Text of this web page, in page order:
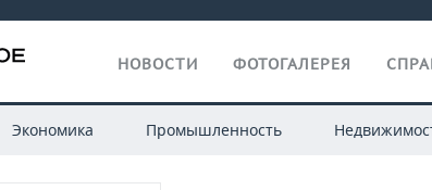
НОВОСТИ ФОТОГАЛЕРЕЯ
Экономика Промышленность